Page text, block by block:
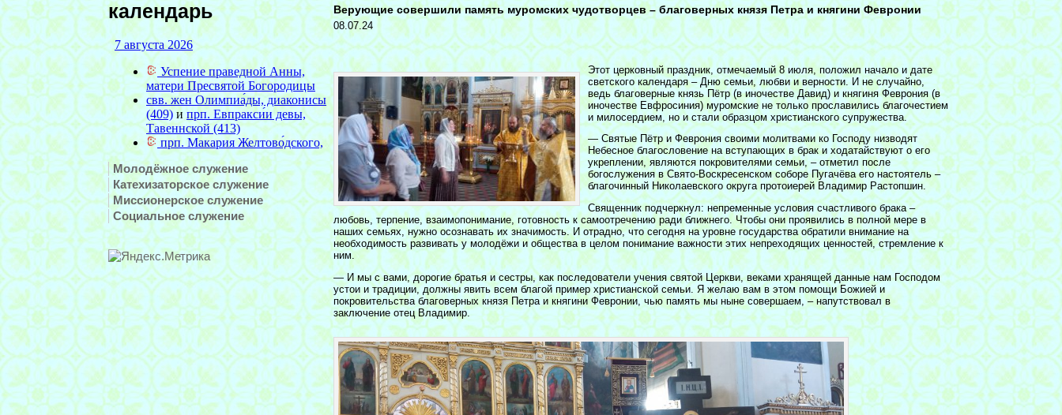
календарь
Молодёжное служение
Катехизаторское служение
Миссионерское служение
Социальное служение
Верующие совершили память муромских чудотворцев – благоверных князя Петра и княгини Февронии
08.07.24
Этот церковный праздник, отмечаемый 8 июля, положил начало и дате
светского календаря – Дню семьи, любви и верности. И не случайно,
ведь благоверные князь Пётр (в иночестве Давид) и княгиня Феврония (в
иночестве Евфросиния) муромские не только прославились благочестием
и милосердием, но и стали образцом христианского супружества.
— Святые Пётр и Феврония своими молитвами ко Господу низводят
Небесное благословение на вступающих в брак и ходатайствуют о его
укреплении, являются покровителями семьи, – отметил после
богослужения в Свято-Воскресенском соборе Пугачёва его настоятель –
благочинный Николаевского округа протоиерей Владимир Растопшин.
Священник подчеркнул: непременные условия счастливого брака –
любовь, терпение, взаимопонимание, готовность к самоотречению ради ближнего. Чтобы они проявились в полной мере в
наших семьях, нужно осознавать их значимость. И отрадно, что сегодня на уровне государства обратили внимание на
необходимость развивать у молодёжи и общества в целом понимание важности этих непреходящих ценностей, стремление к
ним.
— И мы с вами, дорогие братья и сестры, как последователи учения святой Церкви, веками хранящей данные нам Господом
устои и традиции, должны явить всем благой пример христианской семьи. Я желаю вам в этом помощи Божией и
покровительства благоверных князя Петра и княгини Февронии, чью память мы ныне совершаем, – напутствовал в
заключение отец Владимир.